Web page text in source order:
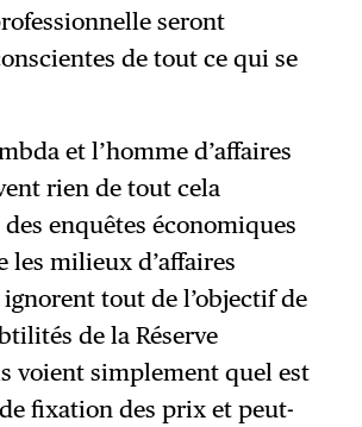
seront
de tout ce qui se
et l’homme d’affaires
rien de tout cela
enquêtes économiques
les milieux d’affaires
tout de l’objectif de
de la Réserve
voient simplement quel est
fixation des prix et peut-